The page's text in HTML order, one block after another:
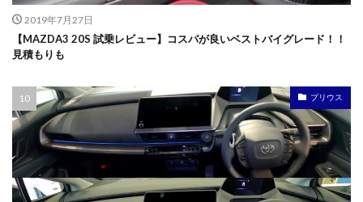
2019年7月27日
【MAZDA3 20S 試乗レビュー】コスパが良いベストバイグレード！！
見積もりも
プリウス